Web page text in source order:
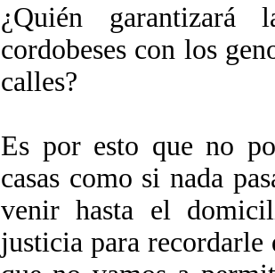
¿Quién
cordobeses con los
calles?
Es por esto que no
casas como si nada
venir hasta el
justicia para recordarle